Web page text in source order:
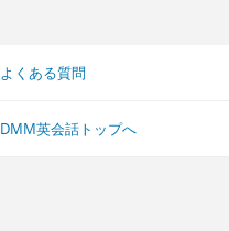
よくある質問
DMM英会話トップへ